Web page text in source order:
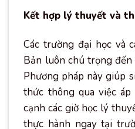
Kết hợp lý thuyết và
Các trường đại học và
Bản luôn chú trọng đến
Phương pháp này giúp
thức thông qua việc
cạnh các giờ học lý
thực hành ngay tại